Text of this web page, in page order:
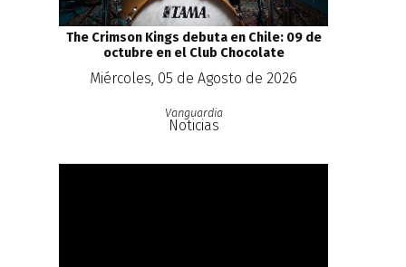
The Crimson Kings debuta en Chile: 09 de
octubre en el Club Chocolate
Miércoles, 05 de Agosto de 2026
Vanguardia
Noticias